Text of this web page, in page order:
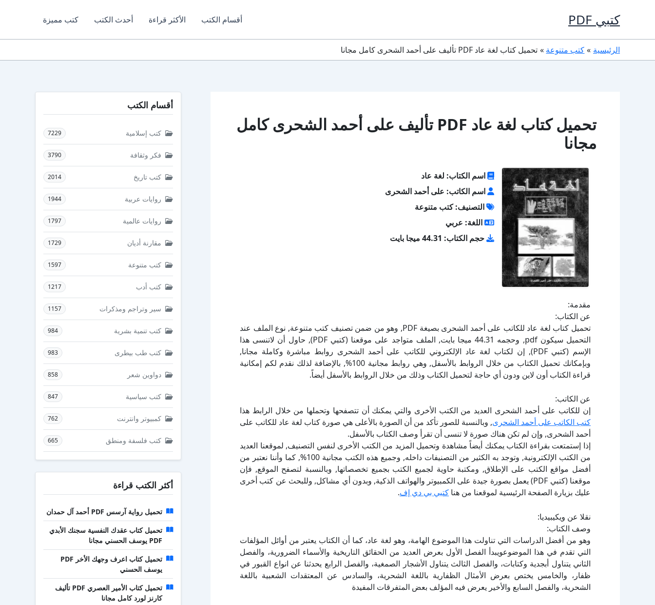
كتبي PDF أقسام الكتب الأكثر قراءة أحدث الكتب كتب مميزة
الرئيسية كتب متنوعة تحميل كتاب لغة عاد PDF تأليف على أحمد الشحرى كامل مجانا
تحميل كتاب لغة عاد PDF تأليف على أحمد الشحرى كامل
مجانا
اسم الكتاب: لغة عاد
اسم الكاتب: على أحمد الشحرى
التصنيف: كتب متنوعة
اللغة: عربي
حجم الكتاب: 44.31 ميجا بايت
مقدمة:
عن الكتاب:
تحميل كتاب لغة عاد للكاتب على أحمد الشحرى بصيغة PDF, وهو من ضمن تصنيف كتب متنوعة, نوع الملف عند
التحميل سيكون pdf, وحجمه 44.31 ميجا بايت, الملف متواجد على موقعنا (كتبي PDF), حاول أن لاتنسى هذا
الإسم (كتبي PDF), إن لكتاب لغة عاد الإلكتروني للكاتب على أحمد الشحرى روابط مباشرة وكاملة مجانا,
وبإمكانك تحميل الكتاب من خلال الروابط بالأسفل, وهي روابط مجانية 100%, بالإضافة لذلك نقدم لكم إمكانية
قراءة الكتاب أون لاين ودون أي حاجة لتحميل الكتاب وذلك من خلال الروابط بالأسفل أيضاً.
عن الكاتب:
إن للكاتب على أحمد الشحرى العديد من الكتب الأخرى والتي يمكنك أن تتصفحها وتحملها من خلال الرابط هذا
كتب الكاتب على أحمد الشحرى, وبالنسبة للصور تأكد من أن الصورة بالأعلى هي صورة كتاب لغة عاد للكاتب على
أحمد الشحرى, وإن لم تكن هناك صورة لا تنسى أن تقرأ وصف الكتاب بالأسفل.
إذا إستمتعت بقراءة الكتاب يمكنك أيضاً مشاهدة وتحميل المزيد من الكتب الأخرى لنفس التصنيف, لموقعنا العديد
من الكتب الإلكترونية, وتوجد به الكثير من التصنيفات داخله, وجميع هذه الكتب مجانية 100%, كما وأننا نعتبر من
أفضل مواقع الكتب على الإطلاق, ومكتبة حاوية لجميع الكتب بجميع تخصصاتها, وبالنسبة لتصفح الموقع, فإن
موقعنا (كتبي PDF) يعمل بصورة جيدة على الكمبيوتر والهواتف الذكية, وبدون أي مشاكل, وللبحث عن كتب أخرى
عليك بزيارة الصفحة الرئيسية لموقعنا من هنا كتبي بي دي إف.
نقلا عن ويكيبيديا:
وصف الكتاب:
وهو من أفضل الدراسات التي تناولت هذا الموضوع الهامة، وهو لغة عاد، كما أن الكتاب يعتبر من أوائل المؤلفات
التي تقدم في هذا الموضوعويبدأ الفصل الأول بعرض العديد من الحقائق التاريخية والأسماء الضرورية، والفصل
الثاني يتناول أبجدية وكتابات، والفصل الثالث يتناول الأشجار الصمغية، والفصل الرابع يحدثنا عن انواع القبور في
ظفار، والخامس يختص بعرض الأمثال الظفارية باللغة الشحرية، والسادس عن المعتقدات الشعبية باللغة
الشحرية، والفصل السابع والأخير يعرض فيه المؤلف بعض المتفرقات المفيدة
أقسام الكتب
كتب إسلامية 7229
فكر وثقافة 3790
كتب تاريخ 2014
روايات عربية 1944
روايات عالمية 1797
مقارنة أديان 1729
كتب متنوعة 1597
كتب أدب 1217
سير وتراجم ومذكرات 1157
كتب تنمية بشرية 984
كتب طب بيطرى 983
دواوين شعر 858
كتب سياسية 847
كمبيوتر وانترنت 762
كتب فلسفة ومنطق 665
أكثر الكتب قراءة
تحميل رواية آرسس PDF أحمد آل حمدان
تحميل كتاب عقدك النفسية سجنك الأبدي
PDF يوسف الحسني مجانا
تحميل كتاب اعرف وجهك الأخر PDF
يوسف الحسني
تحميل كتاب الأمير العصري PDF تأليف
كارنز لورد كامل مجانا